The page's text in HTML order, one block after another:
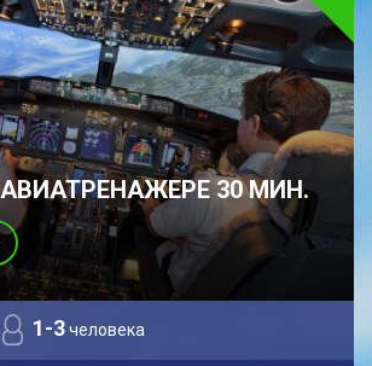
30 МИН.
1-3человека